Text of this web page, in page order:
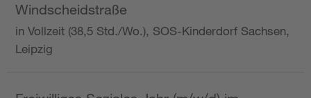
Windscheidstraße
in Vollzeit (38,5 Std./Wo.), SOS-Kinderdorf Sachsen,
Leipzig